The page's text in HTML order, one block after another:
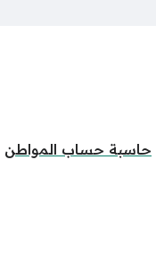
حاسبة حساب المواطن